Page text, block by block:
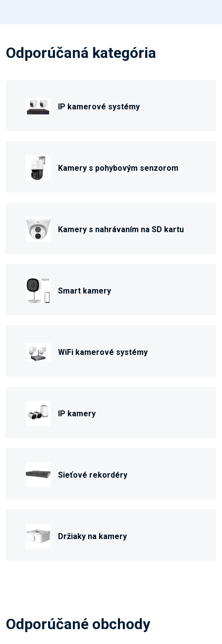
Odporúčaná kategória
IP kamerové systémy
Kamery s pohybovým senzorom
Kamery s nahrávaním na SD kartu
Smart kamery
WiFi kamerové systémy
IP kamery
Sieťové rekordéry
Držiaky na kamery
Odporúčané obchody